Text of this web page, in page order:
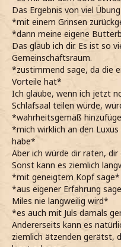
Das Ergebnis von viel
*mit einem Grinsen
*dann meine eigene
Das glaub ich dir. Es ist so
Gemeinschaftsraum.
*zustimmend sage, da die
Vorteile hat*
Ich glaube, wenn ich jetzt
Schlafsaal teilen würde,
*wahrheitsgemäß
*mich wirklich an den
habe*
Aber ich würde dir raten,
Sonst kann es ziemlich
*mit geneigtem Kopf sage*
*aus eigener Erfahrung
Miles nie langweilig wird*
*es auch mit Juls damals
Andererseits kann es
ziemlich ätzenden gerätst,